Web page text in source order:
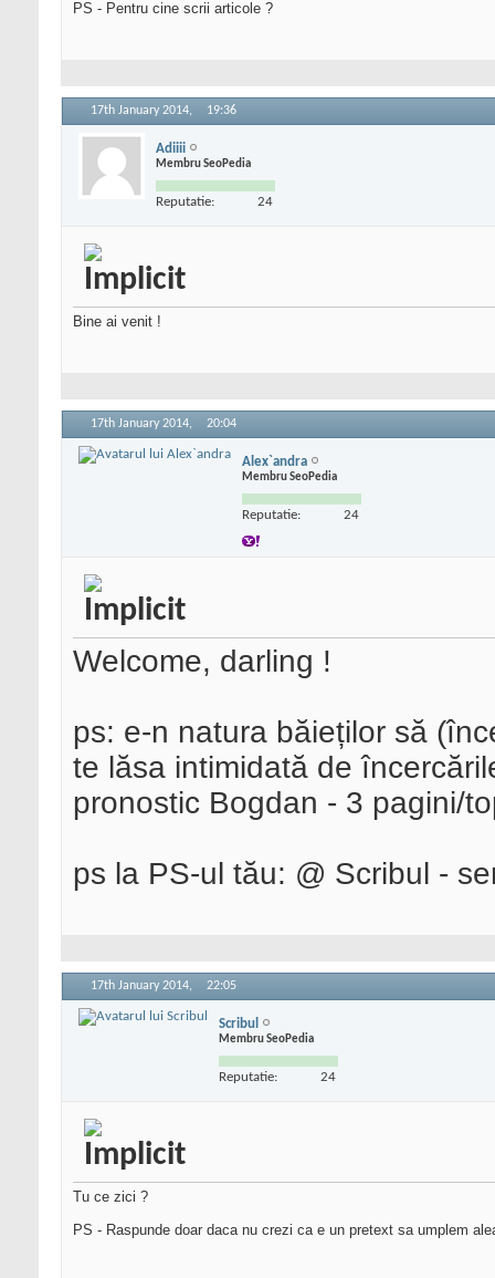
PS - Pentru cine scrii articole ?
17th January 2014, 19:36
Adiiii
Membru SeoPedia
Reputatie: 24
Bine ai venit !
17th January 2014, 20:04
Alex`andra
Membru SeoPedia
Reputatie: 24
Welcome, darling !
ps: e-n natura băieților să
te lăsa intimidată de
pronostic Bogdan - 3 pagini/
ps la PS-ul tău: @ Scribul -
17th January 2014, 22:05
Scribul
Membru SeoPedia
Reputatie: 24
Tu ce zici ?
PS - Raspunde doar daca nu crezi ca e un pretext sa umplem